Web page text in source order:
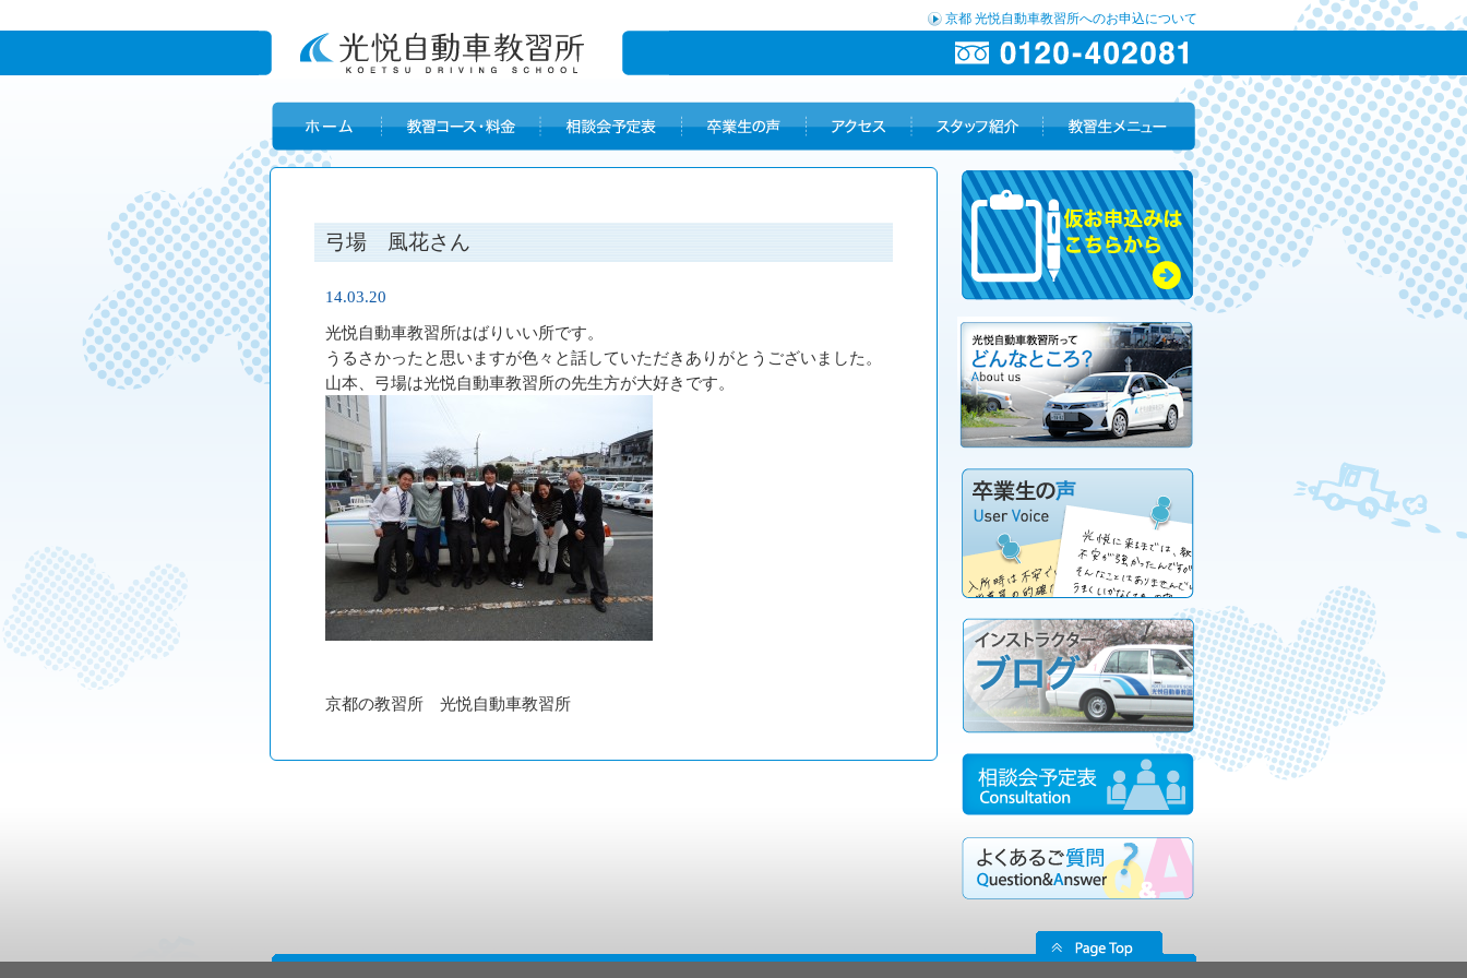
京都 光悦自動車教習所へのお申込について
弓場 風花さん
14.03.20
光悦自動車教習所はばりいい所です。
うるさかったと思いますが色々と話していただきありがとうございました。
山本、弓場は光悦自動車教習所の先生方が大好きです。
京都の教習所 光悦自動車教習所